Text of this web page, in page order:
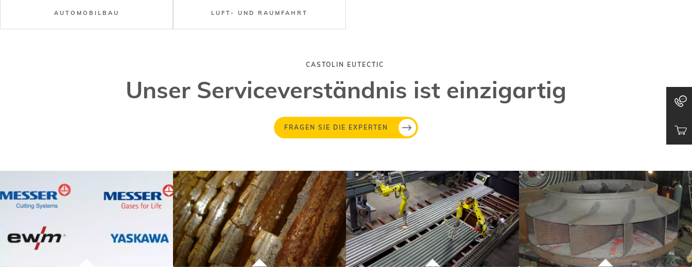
AUTOMOBILBAU LUFT- UND RAUMFAHRT
Unser Serviceverständnis ist einzigartig
CASTOLIN EUTECTIC
FRAGEN SIE DIE EXPERTEN